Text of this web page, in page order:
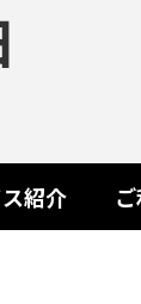
紹介